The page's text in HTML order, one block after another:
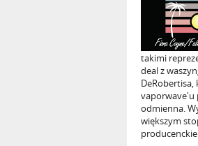
takimi
deal z
DeRobertisa,
vaporwave'u
odmienna.
większym